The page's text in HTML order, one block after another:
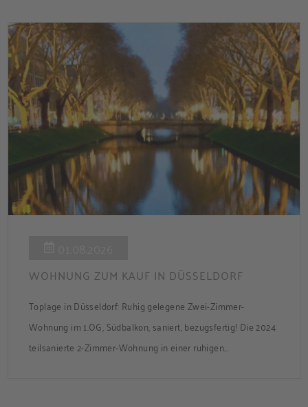
Förderzusage / Sanierung in Einzelmaßnahmen […]
WOHNUNG ZUM KAUF IN DÜSSELDORF
Toplage in Düsseldorf: Ruhig gelegene Zwei-Zimmer-
Wohnung im 1.OG, Südbalkon, saniert, bezugsfertig! Die 2024
teilsanierte 2-Zimmer-Wohnung in einer ruhigen